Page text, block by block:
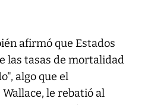
afirmó que Estados
las tasas de mortalidad
algo que el
le rebatió al